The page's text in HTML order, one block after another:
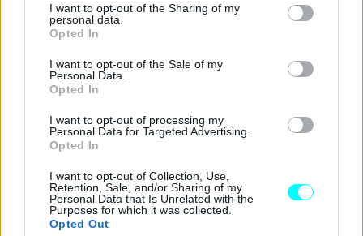
not limited to your visit or usage behaviour. You may click to
grant or deny consent to Google and its third-party tags to
use your data for below specified purposes in below Google
consent section.
I want to opt-out of the Sharing of my
personal data.
Opted In
I want to opt-out of the Sale of my
Personal Data.
Opted In
I want to opt-out of processing my
Personal Data for Targeted Advertising.
Opted In
I want to opt-out of Collection, Use,
Retention, Sale, and/or Sharing of my
Personal Data that Is Unrelated with the
Purposes for which it was collected.
Opted Out